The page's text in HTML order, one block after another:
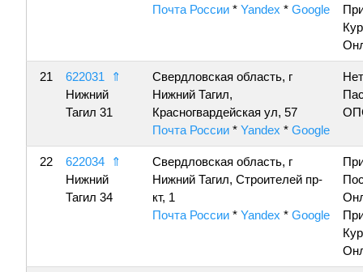
Почта России * Yandex * Google
21 622031
⇑
Нижний
Тагил 31
Свердловская область, г
Нижний Тагил,
Красногвардейская ул, 57
Почта России * Yandex * Google
22 622034
⇑
Нижний
Тагил 34
Свердловская область, г
Нижний Тагил, Строителей пр-
кт, 1
Почта России * Yandex * Google